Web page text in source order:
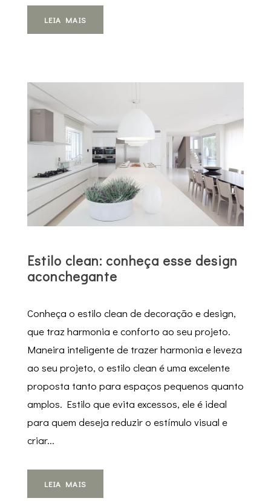
LEIA MAIS
Estilo clean: conheça esse design
aconchegante
Conheça o estilo clean de decoração e design,
que traz harmonia e conforto ao seu projeto.
Maneira inteligente de trazer harmonia e leveza
ao seu projeto, o estilo clean é uma excelente
proposta tanto para espaços pequenos quanto
amplos. Estilo que evita excessos, ele é ideal
para quem deseja reduzir o estímulo visual e
criar...
LEIA MAIS